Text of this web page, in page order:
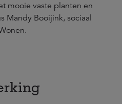
mooie vaste planten en
Mandy Booijink, sociaal